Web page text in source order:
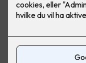
Eaton xStorage
overskuddsstrøm fra
trenger den mest –
eller det produseres